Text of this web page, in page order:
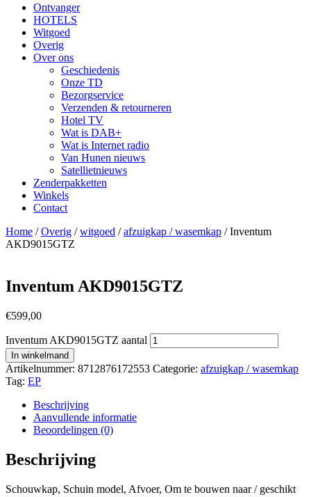
Ontvanger
HOTELS
Witgoed
Overig
Over ons
Geschiedenis
Onze TD
Bezorgservice
Verzenden & retourneren
Hotel TV
Wat is DAB+
Wat is Internet radio
Van Hunen nieuws
Satellietnieuws
Zenderpakketten
Winkels
Contact
Home /Overig /witgoed /afzuigkap / wasemkap / Inventum
AKD9015GTZ
Inventum AKD9015GTZ
€599,00
Inventum AKD9015GTZ aantal
In winkelmand
Artikelnummer: 8712876172553 Categorie: afzuigkap / wasemkap
Tag: EP
Beschrijving
Aanvullende informatie
Beoordelingen (0)
Beschrijving
Schouwkap, Schuin model, Afvoer, Om te bouwen naar / geschikt